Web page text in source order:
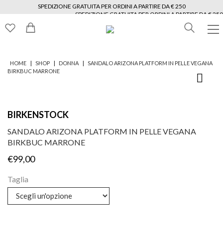
SPEDIZIONE GRATUITA PER ORDINI A PARTIRE DA € 250
SPEDIZIONE GRATUITA PER ORDINI A PARTIRE DA € 250
SPEDIZIONE GRATUITA PER ORDINI A PARTIRE DA € 250
SPEDIZIONE GRATUITA PER ORDINI A PARTIRE DA € 250
HOME | SHOP | DONNA |
SANDALO ARIZONA PLATFORM IN PELLE VEGANA
BIRKBUC MARRONE
BIRKENSTOCK
SANDALO ARIZONA PLATFORM IN PELLE VEGANA
BIRKBUC MARRONE
€99,00
Taglia